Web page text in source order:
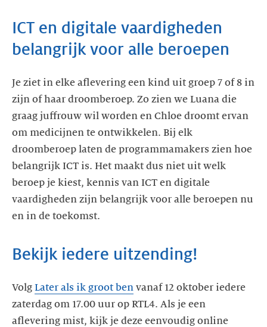
ICT en digitale vaardigheden
belangrijk voor alle beroepen
Je ziet in elke aflevering een kind uit groep 7 of 8 in
zijn of haar droomberoep. Zo zien we Luana die
graag juffrouw wil worden en Chloe droomt ervan
om medicijnen te ontwikkelen. Bij elk
droomberoep laten de programmamakers zien hoe
belangrijk ICT is. Het maakt dus niet uit welk
beroep je kiest, kennis van ICT en digitale
vaardigheden zijn belangrijk voor alle beroepen nu
en in de toekomst.
Bekijk iedere uitzending!
Volg Later als ik groot ben vanaf 12 oktober iedere
zaterdag om 17.00 uur op RTL4. Als je een
aflevering mist, kijk je deze eenvoudig online